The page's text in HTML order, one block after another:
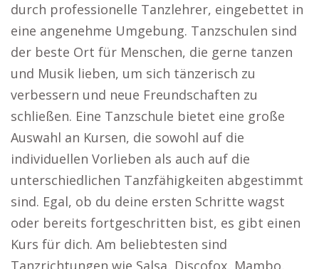
durch professionelle Tanzlehrer, eingebettet in
eine angenehme Umgebung. Tanzschulen sind
der beste Ort für Menschen, die gerne tanzen
und Musik lieben, um sich tänzerisch zu
verbessern und neue Freundschaften zu
schließen. Eine Tanzschule bietet eine große
Auswahl an Kursen, die sowohl auf die
individuellen Vorlieben als auch auf die
unterschiedlichen Tanzfähigkeiten abgestimmt
sind. Egal, ob du deine ersten Schritte wagst
oder bereits fortgeschritten bist, es gibt einen
Kurs für dich. Am beliebtesten sind
Tanzrichtungen wie Salsa, Discofox, Mambo,